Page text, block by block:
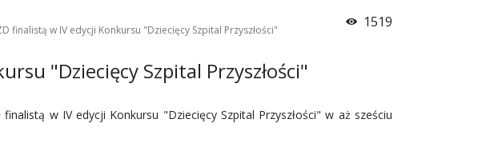
finalistą w IV edycji Konkursu "Dziecięcy Szpital Przyszłości" 1519
"Dziecięcy Szpital Przyszłości"
w IV edycji Konkursu "Dziecięcy Szpital Przyszłości" w aż sześciu